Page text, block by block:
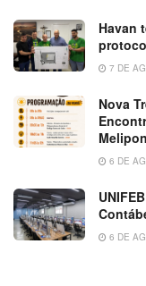
Havan
7 DE
Nova
6 DE
6 DE